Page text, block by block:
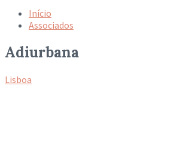
Início
Associados
Adiurbana
Lisboa